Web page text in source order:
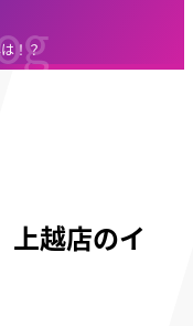
！？
上越店のイ